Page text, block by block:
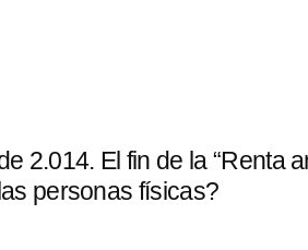
2.014. El fin de la “Renta
personas físicas?